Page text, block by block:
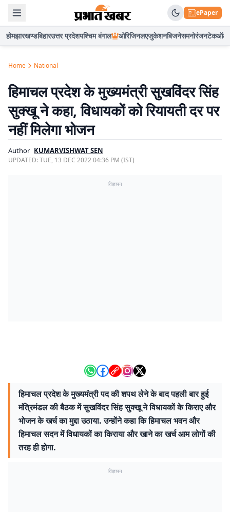
ePaper
होमझारखण्डबिहारउत्तर प्रदेशपश्चिम बंगाल ओरिजिनलएजुकेशनबिजनेसमनोरंजनटेकऑटो
Home National
हिमाचल प्रदेश के मुख्यमंत्री सुखविंदर सिंह
सुक्खू ने कहा, विधायकों को रियायती दर पर
नहीं मिलेगा भोजन
Author KUMARVISHWAT SEN
UPDATED:TUE, 13 DEC 2022 04:36 PM (IST)
विज्ञापन
हिमाचल प्रदेश के मुख्यमंत्री पद की शपथ लेने के बाद पहली बार हुई
मंत्रिमंडल की बैठक में सुखविंदर सिंह सुक्खू ने विधायकों के किराए और
भोजन के खर्च का मुद्दा उठाया. उन्होंने कहा कि हिमाचल भवन और
हिमाचल सदन में विधायकों का किराया और खाने का खर्च आम लोगों की
तरह ही होगा.
विज्ञापन